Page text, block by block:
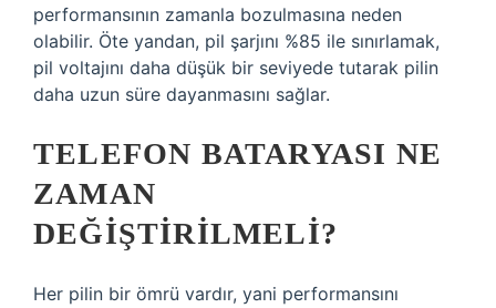
performansının zamanla bozulmasına neden
olabilir. Öte yandan, pil şarjını %85 ile sınırlamak,
pil voltajını daha düşük bir seviyede tutarak pilin
daha uzun süre dayanmasını sağlar.
TELEFON BATARYASI NE
ZAMAN
DEĞIŞTIRILMELI?
Her pilin bir ömrü vardır, yani performansını